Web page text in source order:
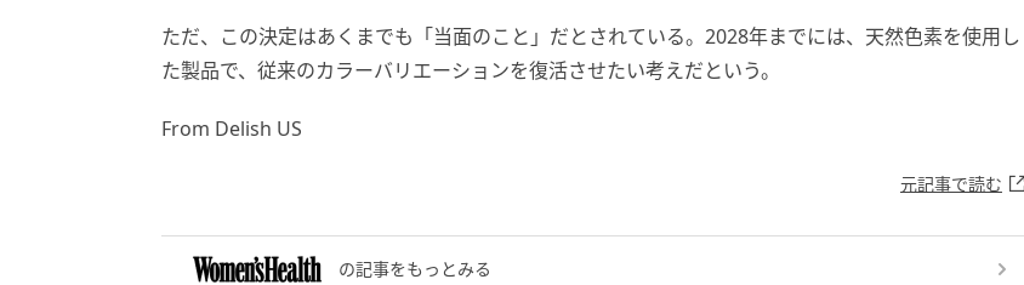
ただ、この決定はあくまでも「当面のこと」だとされている。2028年までには、天然色素を使用し
た製品で、従来のカラーバリエーションを復活させたい考えだという。
From Delish US
元記事で読む
の記事をもっとみる